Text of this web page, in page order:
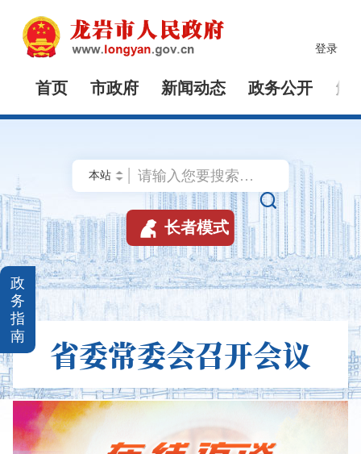
政
务
指
南
登录
首页 市政府 新闻动态 政务公开 解

 长者模式
省委常委会召开会议